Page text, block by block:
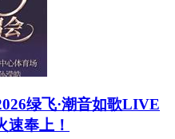
绿飞·潮音如歌LIVE
速奉上！